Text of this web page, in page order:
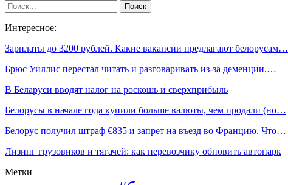
Интересное:
Зарплаты до 3200 рублей. Какие вакансии предлагают белорусам…
Брюс Уиллис перестал читать и разговаривать из-за деменции.…
В Беларуси вводят налог на роскошь и сверхприбыль
Белорусы в начале года купили больше валюты, чем продали (но…
Белорус получил штраф €835 и запрет на въезд во Францию. Что…
Лизинг грузовиков и тягачей: как перевозчику обновить автопарк
Метки